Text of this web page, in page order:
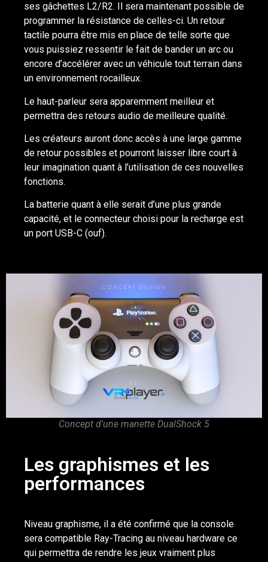
ses gâchettes L2/R2. Il sera maintenant possible de
programmer la résistance de celles-ci. Un retour
tactile pourra être mis en place de telle sorte que
vous puissiez ressentir le fait de bander un arc ou
encore d’accélérer avec un véhicule tout terrain dans
un environnement rocailleux.
Le haut-parleur sera apparemment meilleur et
permettra des retours audio de meilleure qualité.
Les créateurs auront donc accès à une large gamme
de retour possibles et pourront laisser libre court à
leur imagination quant à l’utilisation de ces nouvelles
fonctions.
La batterie quant à elle serait d’une plus grande
capacité, et le connecteur choisi pour la recharge est
un port USB-C (ouf).
Concept d'une manette DualShock 5
Les graphismes et les
performances
Niveau graphisme, il a été confirmé que la console
sera compatible Ray-Tracing au niveau hardware ce
qui permettra de rendre les jeux vraiment plus